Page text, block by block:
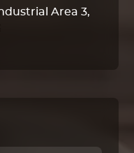
Area 3,